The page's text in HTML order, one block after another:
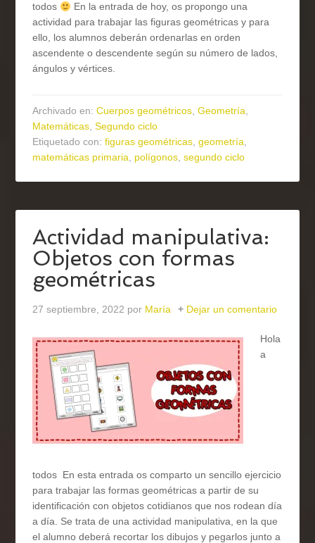
todos
En la entrada de hoy, os propongo una
actividad para trabajar las figuras geométricas y para
ello, los alumnos deberán ordenarlas en orden
ascendente o descendente según su número de lados,
ángulos y vértices.
Archivado en:Cuerpos geométricos,Geometría,
Matemáticas,Segundo ciclo
Etiquetado con:figuras geométricas,geometría,
matemáticas primaria, polígonos,segundo ciclo
Actividad manipulativa:
Objetos con formas
geométricas
27 septiembre, 2022 por María Dejar un comentario
Hola
a
todos En esta entrada os comparto un sencillo ejercicio
para trabajar las formas geométricas a partir de su
identificación con objetos cotidianos que nos rodean día
a día. Se trata de una actividad manipulativa, en la que
el alumno deberá recortar los dibujos y pegarlos junto a